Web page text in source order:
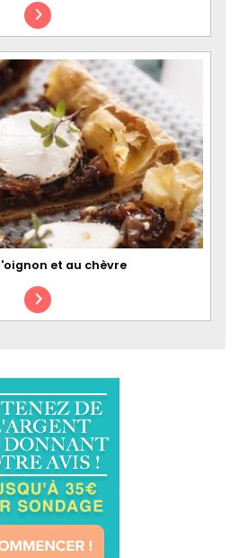
et au chèvre